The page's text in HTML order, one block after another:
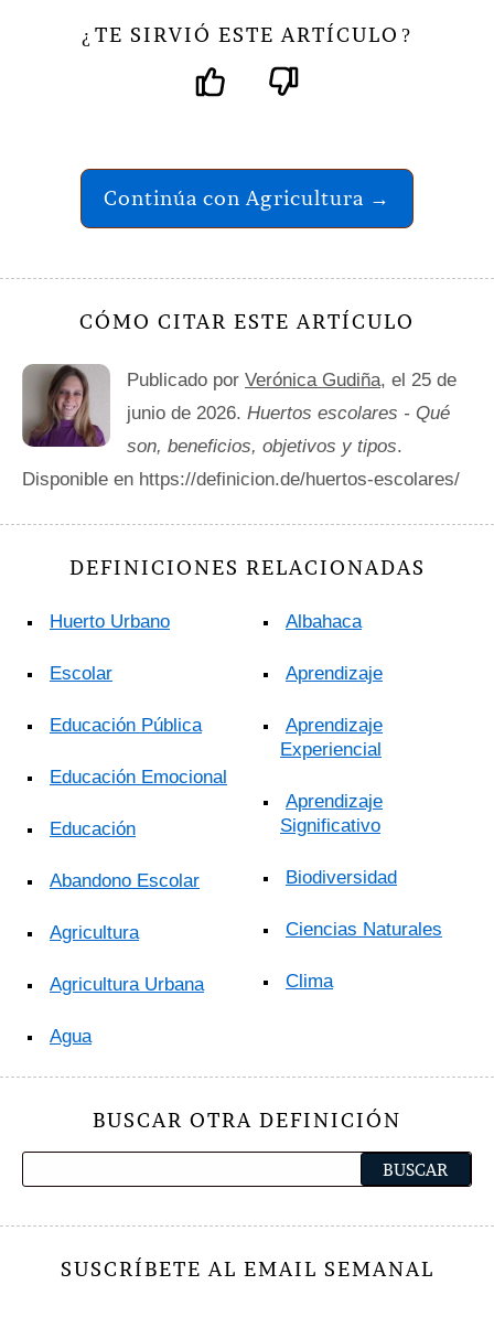
¿ TE SIRVIÓ ESTE ARTÍCULO ?
Continúa con Agricultura →
CÓMO CITAR ESTE ARTÍCULO
Publicado por Verónica Gudiña, el 25 de
junio de 2026. Huertos escolares - Qué
son, beneficios, objetivos y tipos.
Disponible en https://definicion.de/huertos-escolares/
DEFINICIONES RELACIONADAS
Huerto Urbano
Escolar
Educación Pública
Educación Emocional
Educación
Abandono Escolar
Agricultura
Agricultura Urbana
Agua
Albahaca
Aprendizaje
Aprendizaje
Experiencial
Aprendizaje
Significativo
Biodiversidad
Ciencias Naturales
Clima
BUSCAR OTRA DEFINICIÓN
SUSCRÍBETE AL EMAIL SEMANAL